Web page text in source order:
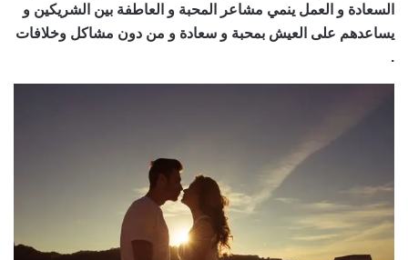
السعادة و العمل ينمي مشاعر المحبة و العاطفة بين الشريكين و
يساعدهم على العيش بمحبة و سعادة و من دون مشاكل وخلافات
.